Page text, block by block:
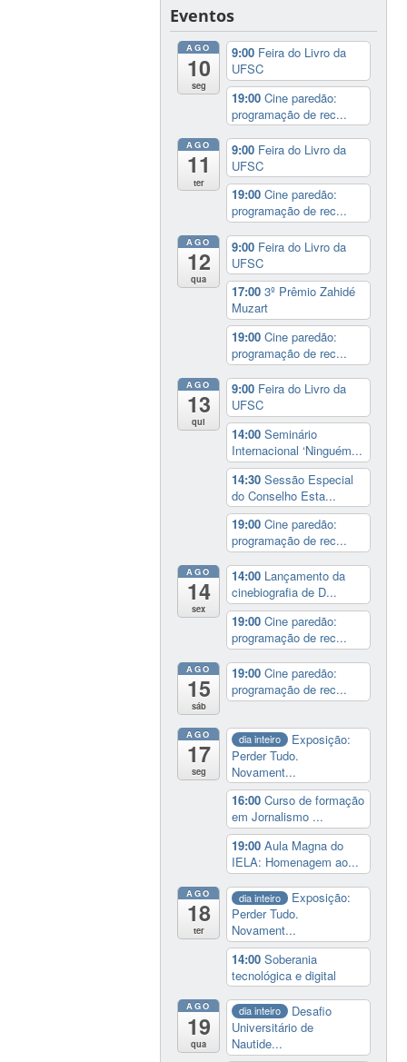
Eventos
AGO
10
seg
9:00 Feira do Livro da
UFSC
19:00Cine paredão:
programação de rec...
AGO
11
ter
9:00 Feira do Livro da
UFSC
19:00Cine paredão:
programação de rec...
AGO
12
qua
9:00 Feira do Livro da
UFSC
17:003º Prêmio Zahidé
Muzart
19:00Cine paredão:
programação de rec...
AGO
13
qui
9:00 Feira do Livro da
UFSC
14:00Seminário
Internacional ‘Ninguém...
14:30Sessão Especial
do Conselho Esta...
19:00Cine paredão:
programação de rec...
AGO
14
sex
14:00 Lançamento da
cinebiografia de D...
19:00Cine paredão:
programação de rec...
AGO
15
sáb
19:00Cine paredão:
programação de rec...
AGO
17
seg
dia inteiro
Exposição:
Perder Tudo.
Novament...
16:00Curso de formação
em Jornalismo ...
19:00Aula Magna do
IELA: Homenagem ao...
AGO
18
ter
dia inteiro
Exposição:
Perder Tudo.
Novament...
14:00Soberania
tecnológica e digital
AGO
19
qua
dia inteiro
Desafio
Universitário de
Nautide...